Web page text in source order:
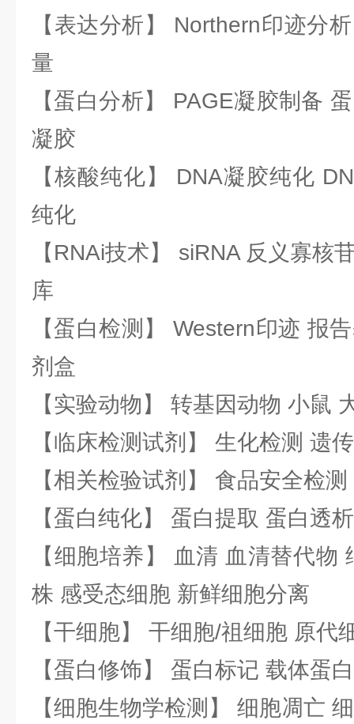
【表达分析】 Northern印迹分
量
【蛋白分析】 PAGE凝胶制备
凝胶
【核酸纯化】 DNA凝胶纯化
纯化
【RNAi技术】 siRNA 反义寡核
库
【蛋白检测】 Western印迹 报
剂盒
【实验动物】 转基因动物 小鼠
【临床检测试剂】 生化检测 遗
【相关检验试剂】 食品安全检
【蛋白纯化】 蛋白提取 蛋白透
【细胞培养】 血清 血清替代物
株 感受态细胞 新鲜细胞分离
【干细胞】 干细胞/祖细胞 原代
【蛋白修饰】 蛋白标记 载体蛋
【细胞生物学检测】 细胞凋亡